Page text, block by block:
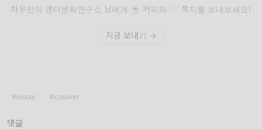
차우진의 엔터문화연구소 님에게 ☕️ 커피와 ✉️ 쪽지를 보내보세요!
지금 보내기 →
#essay #column
댓글